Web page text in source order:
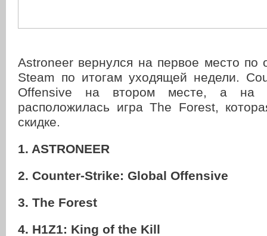
Astroneer вернулся на первое место по
Steam по итогам уходящей недели.
Offensive на втором месте, а на
расположилась игра The Forest,
скидке.
1. ASTRONEER
2. Counter-Strike: Global Offensive
3. The Forest
4. H1Z1: King of the Kill